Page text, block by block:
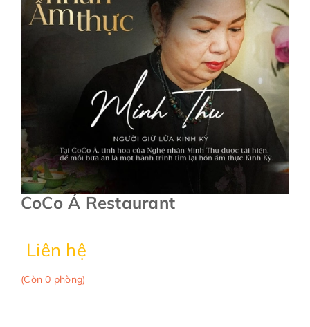
CoCo Á Restaurant
Liên hệ
(Còn 0 phòng)